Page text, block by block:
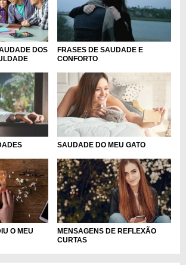
DOS
FRASES DE SAUDADE E
CONFORTO
SAUDADE DO MEU GATO
O MEU
MENSAGENS DE REFLEXÃO
CURTAS